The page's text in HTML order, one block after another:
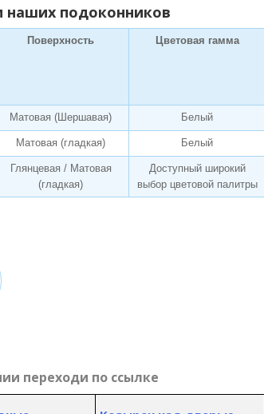
наших подоконников
Поверхность Цветовая гамма
Матовая (Шершавая) Белый
Матовая (гладкая) Белый
Глянцевая / Матовая
(гладкая)
Доступный широкий
выбор цветовой палитры
переходи по ссылке